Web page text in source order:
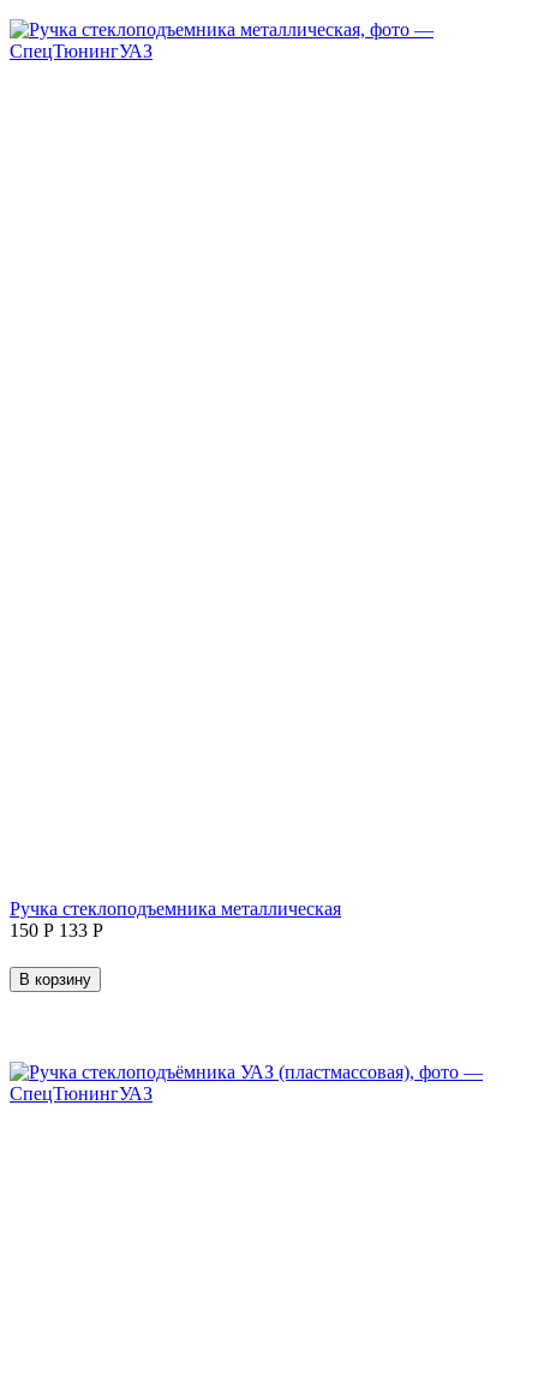
Ручка стеклоподъемника металлическая
‍150‍ Р ‍133‍ Р
В корзину